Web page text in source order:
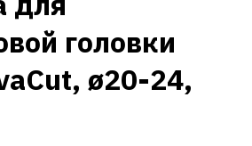
головки
ø20-24,